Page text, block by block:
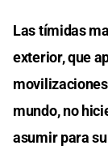
Las tímidas
exterior, que
mundo, no
asumir para